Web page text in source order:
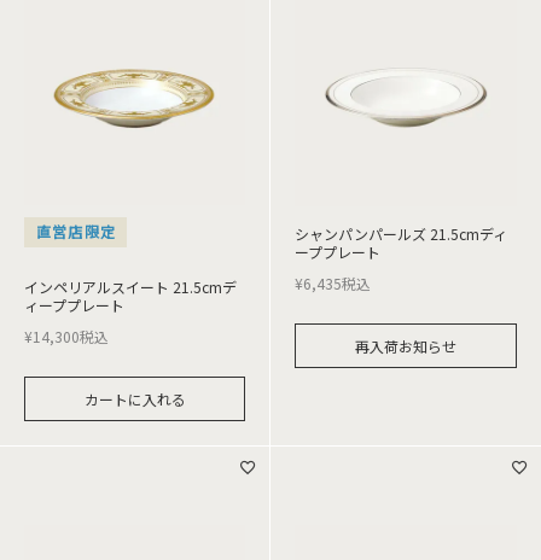
直営店限定
インペリアルスイート 21.5cmデ
ィーププレート
¥14,300税込
カートに入れる
シャンパンパールズ 21.5cmディ
ーププレート
¥6,435税込
再入荷お知らせ